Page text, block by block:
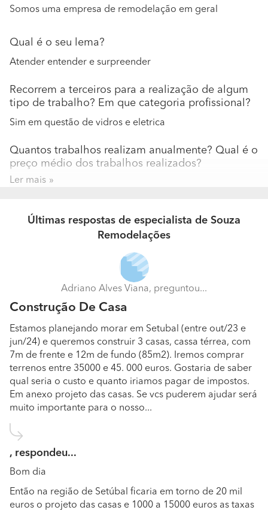
Somos uma empresa de remodelação em geral
Qual é o seu lema?
Atender entender e surpreender
Recorrem a terceiros para a realização de algum
tipo de trabalho? Em que categoria profissional?
Sim em questão de vidros e eletrica
Quantos trabalhos realizam anualmente? Qual é o
preço médio dos trabalhos realizados?
Anualmente na faixa de 50 trabalhos A faixa de preços
A sua empresa encontra-se especializada em que
tipos de trabalho?
Principalmente remodelação de casas apartamentos
frequência?
Remodelação de cozinha e casas de banho
Quais são os materiais e marcas com as quais
gosta mais de trabalhar?
Tudo o que preciso eu compro na leroy merlyn
possa apresentar um orçamento detalhado?
Tamanho do local acesso ao local e disponibilidade de
horário pra execuçao
O que o destaca da sua concorrência? Por que
razão o cliente deveria escolher o seu negócio?
Ler mais
Últimas respostas de especialista de Souza
Remodelações
Adriano Alves Viana, preguntou...
Construção De Casa
Estamos planejando morar em Setubal (entre out/23 e
jun/24) e queremos construir 3 casas, cassa térrea, com
7m de frente e 12m de fundo (85m2). Iremos comprar
terrenos entre 35000 e 45. 000 euros. Gostaria de saber
qual seria o custo e quanto iriamos pagar de impostos.
Em anexo projeto das casas. Se vcs puderem ajudar será
muito importante para o nosso...
, respondeu...
Bom dia
Então na região de Setúbal ficaria em torno de 20 mil
euros o projeto das casas e 1000 a 15000 euros as taxas